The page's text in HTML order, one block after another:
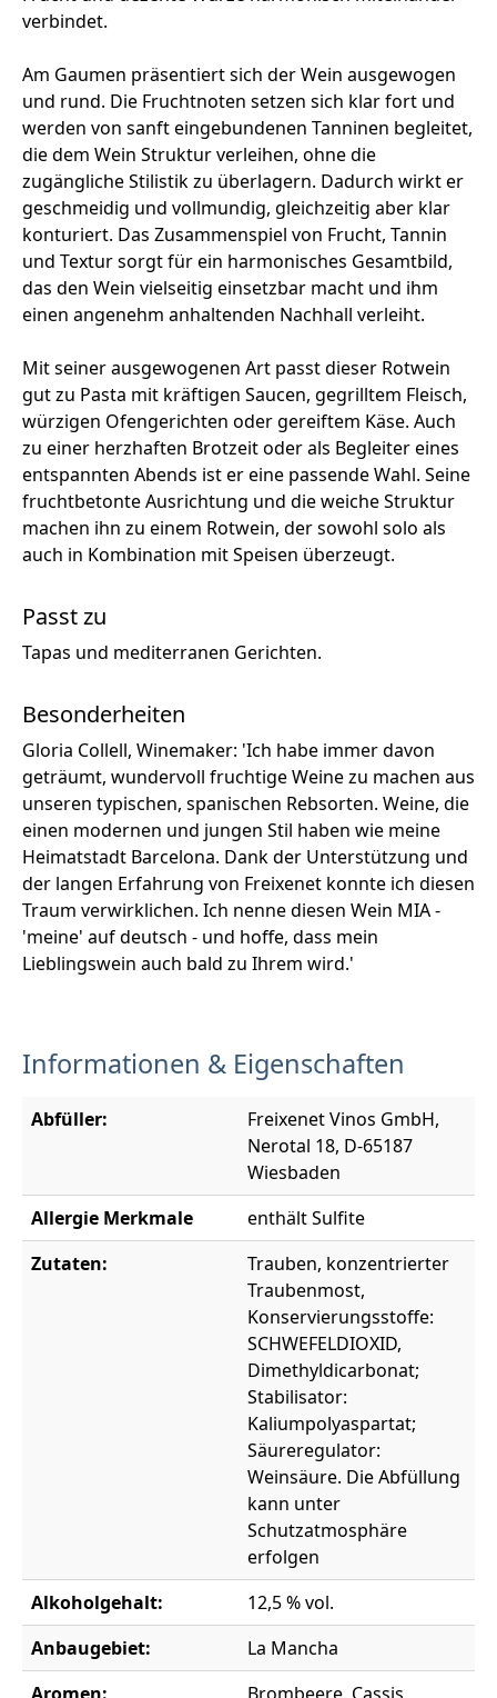
verbindet.
Am Gaumen präsentiert sich der Wein ausgewogen
und rund. Die Fruchtnoten setzen sich klar fort und
werden von sanft eingebundenen Tanninen begleitet,
die dem Wein Struktur verleihen, ohne die
zugängliche Stilistik zu überlagern. Dadurch wirkt er
geschmeidig und vollmundig, gleichzeitig aber klar
konturiert. Das Zusammenspiel von Frucht, Tannin
und Textur sorgt für ein harmonisches Gesamtbild,
das den Wein vielseitig einsetzbar macht und ihm
einen angenehm anhaltenden Nachhall verleiht.
Mit seiner ausgewogenen Art passt dieser Rotwein
gut zu Pasta mit kräftigen Saucen, gegrilltem Fleisch,
würzigen Ofengerichten oder gereiftem Käse. Auch
zu einer herzhaften Brotzeit oder als Begleiter eines
entspannten Abends ist er eine passende Wahl. Seine
fruchtbetonte Ausrichtung und die weiche Struktur
machen ihn zu einem Rotwein, der sowohl solo als
auch in Kombination mit Speisen überzeugt.
Passt zu
Tapas und mediterranen Gerichten.
Besonderheiten
Gloria Collell, Winemaker: 'Ich habe immer davon
geträumt, wundervoll fruchtige Weine zu machen aus
unseren typischen, spanischen Rebsorten. Weine, die
einen modernen und jungen Stil haben wie meine
Heimatstadt Barcelona. Dank der Unterstützung und
der langen Erfahrung von Freixenet konnte ich diesen
Traum verwirklichen. Ich nenne diesen Wein MIA -
'meine' auf deutsch - und hoffe, dass mein
Lieblingswein auch bald zu Ihrem wird.'
Informationen & Eigenschaften
Abfüller:
Freixenet Vinos GmbH,
Nerotal 18, D-65187
Wiesbaden
Allergie Merkmale
enthält Sulfite
Zutaten:
Trauben, konzentrierter
Traubenmost,
Konservierungsstoffe:
SCHWEFELDIOXID,
Dimethyldicarbonat;
Stabilisator:
Kaliumpolyaspartat;
Säureregulator:
Weinsäure. Die Abfüllung
kann unter
Schutzatmosphäre
erfolgen
Alkoholgehalt:
12,5 % vol.
Anbaugebiet:
La Mancha